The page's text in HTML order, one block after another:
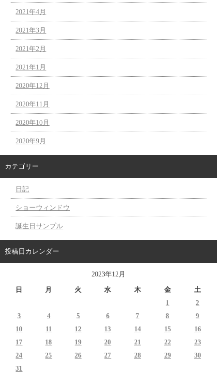
2021年4月
2021年3月
2021年2月
2021年1月
2020年12月
2020年11月
2020年10月
2020年9月
カテゴリー
日記
ショーウィンドウ
誕生日サンプル
投稿日カレンダー
2023年12月
日 月 火 水 木 金
土
1
2
3
4 5 6 7 8
9
10
11 12 13 14 15
16
17
18 19 20 21 22
23
24
25 26 27 28 29
30
31